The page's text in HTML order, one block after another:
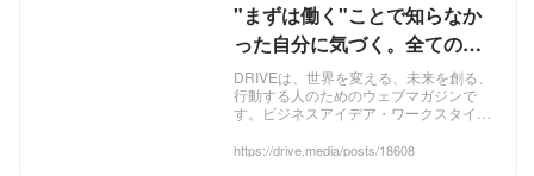
"まずは働く"ことで知らなか
った自分に気づく。全ての人
の「再生」を目指すリバース
ラボの挑戦 | DRIVE - ツクル
ゼ、ミライ！行動系ウェブマ
ガジン
DRIVEは、世界を変える、未来を創る、
行動する人のためのウェブマガジンで
す。ビジネスアイデア・ワークスタイル
ます。
https://drive.media/posts/18608